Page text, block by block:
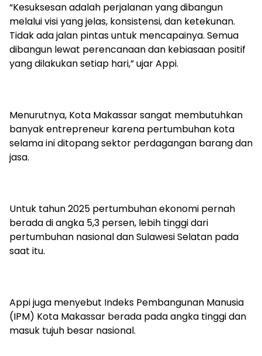
“Kesuksesan adalah perjalanan yang dibangun
melalui visi yang jelas, konsistensi, dan ketekunan.
Tidak ada jalan pintas untuk mencapainya. Semua
dibangun lewat perencanaan dan kebiasaan positif
yang dilakukan setiap hari,” ujar Appi.
Menurutnya, Kota Makassar sangat membutuhkan
banyak entrepreneur karena pertumbuhan kota
selama ini ditopang sektor perdagangan barang dan
jasa.
Untuk tahun 2025 pertumbuhan ekonomi pernah
berada di angka 5,3 persen, lebih tinggi dari
pertumbuhan nasional dan Sulawesi Selatan pada
saat itu.
Appi juga menyebut Indeks Pembangunan Manusia
(IPM) Kota Makassar berada pada angka tinggi dan
masuk tujuh besar nasional.